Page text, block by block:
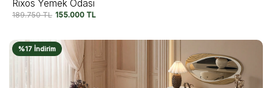
Rixos Yemek Odası
189.750TL 155.000 TL
%17 İndirim